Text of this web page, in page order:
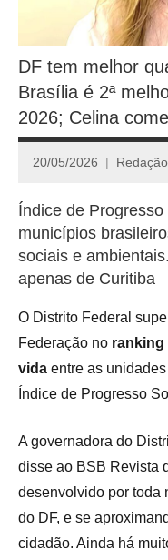
DF tem melhor
Brasília é 2ª
2026; Celina
20/05/2026 Redação
Índice de
municípios
sociais e
apenas de Curitiba
O Distrito Federal
Federação no ranking
vida entre as
Índice de Progresso
A governadora do
disse ao BSB Revista
desenvolvido por toda
do DF, e se
cidadão. Ainda há